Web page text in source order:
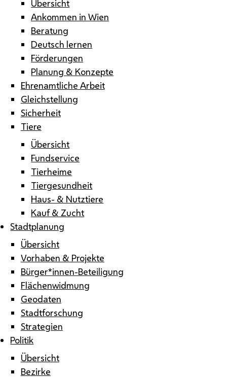
Übersicht
Ankommen in Wien
Beratung
Deutsch lernen
Förderungen
Planung & Konzepte
Ehrenamtliche Arbeit
Gleichstellung
Sicherheit
Tiere
Übersicht
Fundservice
Tierheime
Tiergesundheit
Haus- & Nutztiere
Kauf & Zucht
Stadtplanung
Übersicht
Vorhaben & Projekte
Bürger*innen-Beteiligung
Flächenwidmung
Geodaten
Stadtforschung
Strategien
Politik
Übersicht
Bezirke